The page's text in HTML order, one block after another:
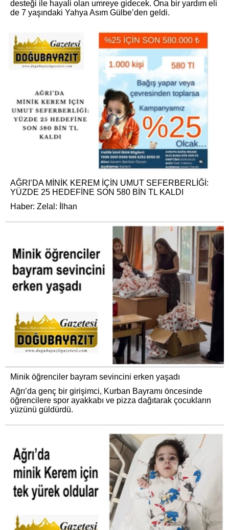
desteği ile hayali olan umreye gidecek. Ona bir yardım eli
de 7 yaşındaki Yahya Asım Gülbe’den geldi.
AĞRI’DA MİNİK KEREM İÇİN UMUT SEFERBERLİĞİ:
YÜZDE 25 HEDEFİNE SON 580 BİN TL KALDI
Haber: Zelal: İlhan
Minik öğrenciler bayram sevincini erken yaşadı
Ağrı’da genç bir girişimci, Kurban Bayramı öncesinde
öğrencilere spor ayakkabı ve pizza dağıtarak çocukların
yüzünü güldürdü.